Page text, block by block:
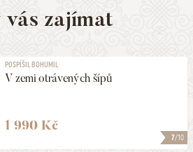
zajímat
7/10
POSPÍŠIL BOHUMIL
V zemi otrávených šípů
1 990 Kč